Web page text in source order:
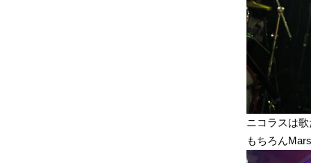
ニコラスは
もちろん